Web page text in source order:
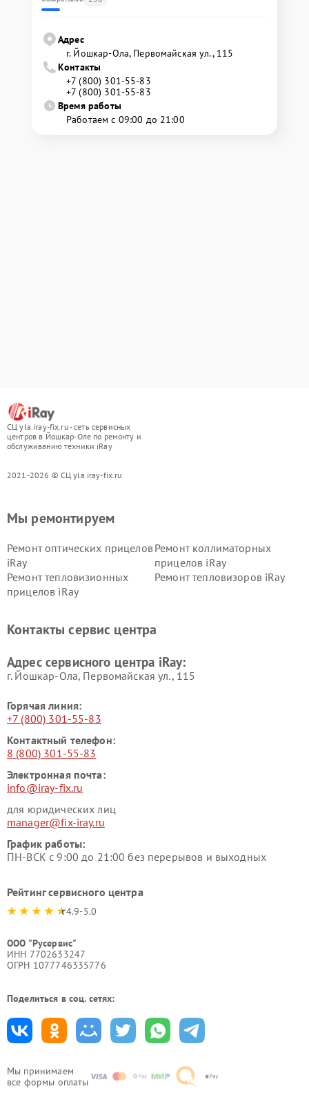
Адрес
г. Йошкар-Ола, Первомайская ул., 115
Контакты
+7 (800) 301-55-83
+7 (800) 301-55-83
Время работы
Работаем с 09:00 до 21:00
СЦ yla.iray-fix.ru - сеть сервисных
центров в Йошкар-Оле по ремонту и
обслуживанию техники iRay
2021-2026 © СЦ yla.iray-fix.ru
Мы принимаем
все формы оплаты
Мы ремонтируем
Ремонт оптических прицелов
iRay
Ремонт коллиматорных
прицелов iRay
Ремонт тепловизионных
прицелов iRay
Ремонт тепловизоров iRay
Контакты сервис центра
Адрес сервисного центра iRay:
г. Йошкар-Ола, Первомайская ул., 115
Горячая линия:
+7 (800) 301-55-83
Контактный телефон:
8 (800) 301-55-83
Электронная почта:
info@iray-fix.ru
для юридических лиц
manager@fix-iray.ru
График работы:
ПН-ВСК с 9:00 до 21:00 без перерывов и выходных
Рейтинг сервисного центра
4.9-5.0
ООО "Русервис"
ИНН 7702633247
ОГРН 1077746335776
Поделиться в соц. сетях: